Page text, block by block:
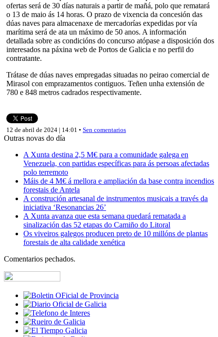
ofertas será de 30 días naturais a partir de mañá, polo que rematará
o 13 de maio ás 14 horas. O prazo de vixencia da concesión das
dúas naves para almacenaxe de mercadorías expedidas por vía
marítima será de ata un máximo de 50 anos. A información
detallada sobre as condicións do concurso atópase a disposición dos
interesados na páxina web de Portos de Galicia e no perfil do
contratante.
Trátase de dúas naves empregadas situadas no peirao comercial de
Mirasol con emprazamentos contiguos. Teñen unha extensión de
780 e 848 metros cadrados respectivamente.
12 de abril de 2024 | 14:01 • Sen comentarios
Outras novas do día
A Xunta destina 2,5 M€ para a comunidade galega en
Venezuela, con partidas específicas para ás persoas afectadas
polo terremoto
Máis de 4 M€ á mellora e ampliación da base contra incendios
forestais de Antela
A construción artesanal de instrumentos musicais a través da
iniciativa ‘Resonancias 26’
A Xunta avanza que esta semana quedará rematada a
sinalización das 52 etapas do Camiño do Litoral
Os viveiros galegos producen preto de 10 millóns de plantas
forestais de alta calidade xenética
Comentarios pechados.